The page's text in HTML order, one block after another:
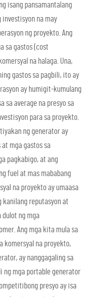
isang pansamantalang
investisyon na may
ng proyekto. Ang
sa gastos (cost
na halaga. Una,
gastos sa pagbili, ito ay
ay humigit-kumulang
sa average na presyo sa
para sa proyekto.
ng generator ay
at mga gastos sa
pagkabigo, at ang
fuel at mas mababang
na proyekto ay umaasa
kanilang reputasyon at
dulot ng mga
Ang mga kita mula sa
komersyal na proyekto,
ay nanggagaling sa
ng mga portable generator
presyo ay isa